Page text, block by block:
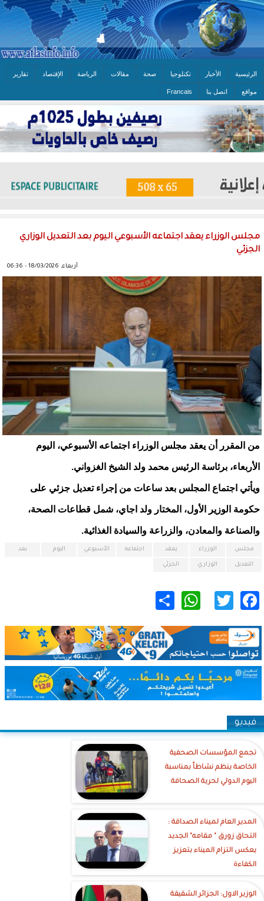
الرئيسية الأخبار تكنلوجيا صحة مقالات الرياضة الإقتصاد تقارير
مواقع اتصل بنا Francais
مجلس الوزراء يعقد اجتماعه الأسبوعي اليوم بعد التعديل الوزاري
الجزئي
أربعاء, 18/03/2026 - 06:36
من المقرر أن يعقد مجلس الوزراء اجتماعه الأسبوعي، اليوم
الأربعاء، برئاسة الرئيس محمد ولد الشيخ الغزواني.
ويأتي اجتماع المجلس بعد ساعات من إجراء تعديل جزئي على
حكومة الوزير الأول، المختار ولد اجاي، شمل قطاعات الصحة،
والصناعة والمعادن، والزراعة والسيادة الغذائية.
مجلس الوزراء يعقد اجتماعه الأسبوعي اليوم بعد
التعديل الوزاري الجزئي
Facebook
Twitter
WhatsApp
فيديو
تجمع المؤسسات الصحفية
الخاصة ينظم نشاطاً بمناسبة
اليوم الدولي لحرية الصحافة
‎المدير العام لميناء الصداقة :
التحاق زورق " مقامه" الجديد
يعكس التزام الميناء بتعزيز
الكفاءة
الوزير الاول: الجزائر الشقيقة